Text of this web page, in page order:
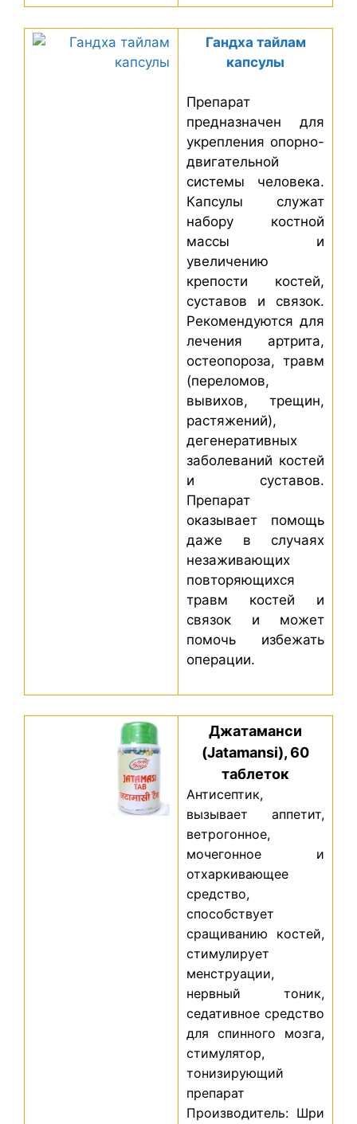
Гандха тайлам
капсулы
Препарат
предназначен для
укрепления опорно-
двигательной
системы человека.
Капсулы служат
набору костной
массы и
увеличению
крепости костей,
суставов и связок.
Рекомендуются для
лечения артрита,
остеопороза, травм
(переломов,
вывихов, трещин,
растяжений),
дегенеративных
заболеваний костей
и суставов.
Препарат
оказывает помощь
даже в случаях
незаживающих
повторяющихся
травм костей и
связок и может
помочь избежать
операции.
Джатаманси
(Jatamansi), 60
таблеток
Антисептик,
вызывает аппетит,
ветрогонное,
мочегонное и
отхаркивающее
средство,
способствует
сращиванию костей,
стимулирует
менструации,
нервный тоник,
седативное средство
для спинного мозга,
стимулятор,
тонизирующий
препарат
Производитель: Шри